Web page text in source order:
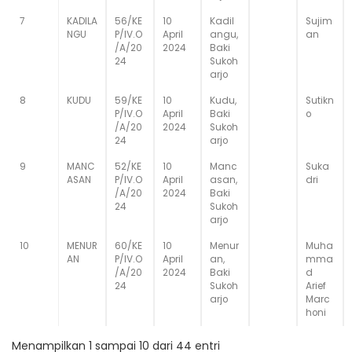
7
KADILA
NGU
56/KE
P/IV.O
/A/20
24
10
April
2024
Kadil
angu,
Baki
Sukoh
arjo
Sujim
an
8 KUDU
59/KE
P/IV.O
/A/20
24
10
April
2024
Kudu,
Baki
Sukoh
arjo
Sutikn
o
9
MANC
ASAN
52/KE
P/IV.O
/A/20
24
10
April
2024
Manc
asan,
Baki
Sukoh
arjo
Suka
dri
10
MENUR
AN
60/KE
P/IV.O
/A/20
24
10
April
2024
Menur
an,
Baki
Sukoh
arjo
Muha
mma
d
Arief
Marc
honi
Menampilkan 1 sampai 10 dari 44 entri